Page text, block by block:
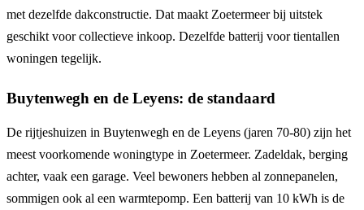
met dezelfde dakconstructie. Dat maakt Zoetermeer bij uitstek
geschikt voor collectieve inkoop. Dezelfde batterij voor tientallen
woningen tegelijk.
Buytenwegh en de Leyens: de standaard
De rijtjeshuizen in Buytenwegh en de Leyens (jaren 70-80) zijn het
meest voorkomende woningtype in Zoetermeer. Zadeldak, berging
achter, vaak een garage. Veel bewoners hebben al zonnepanelen,
sommigen ook al een warmtepomp. Een batterij van 10 kWh is de